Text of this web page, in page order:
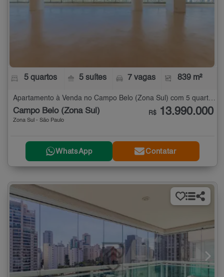
5 quartos 5 suítes 7 vagas 839 m²
Apartamento à Venda no Campo Belo (Zona Sul) com 5 quartos - 839 m²
Campo Belo (Zona Sul)
Zona Sul - São Paulo
R$ 13.990.000
WhatsApp Contatar